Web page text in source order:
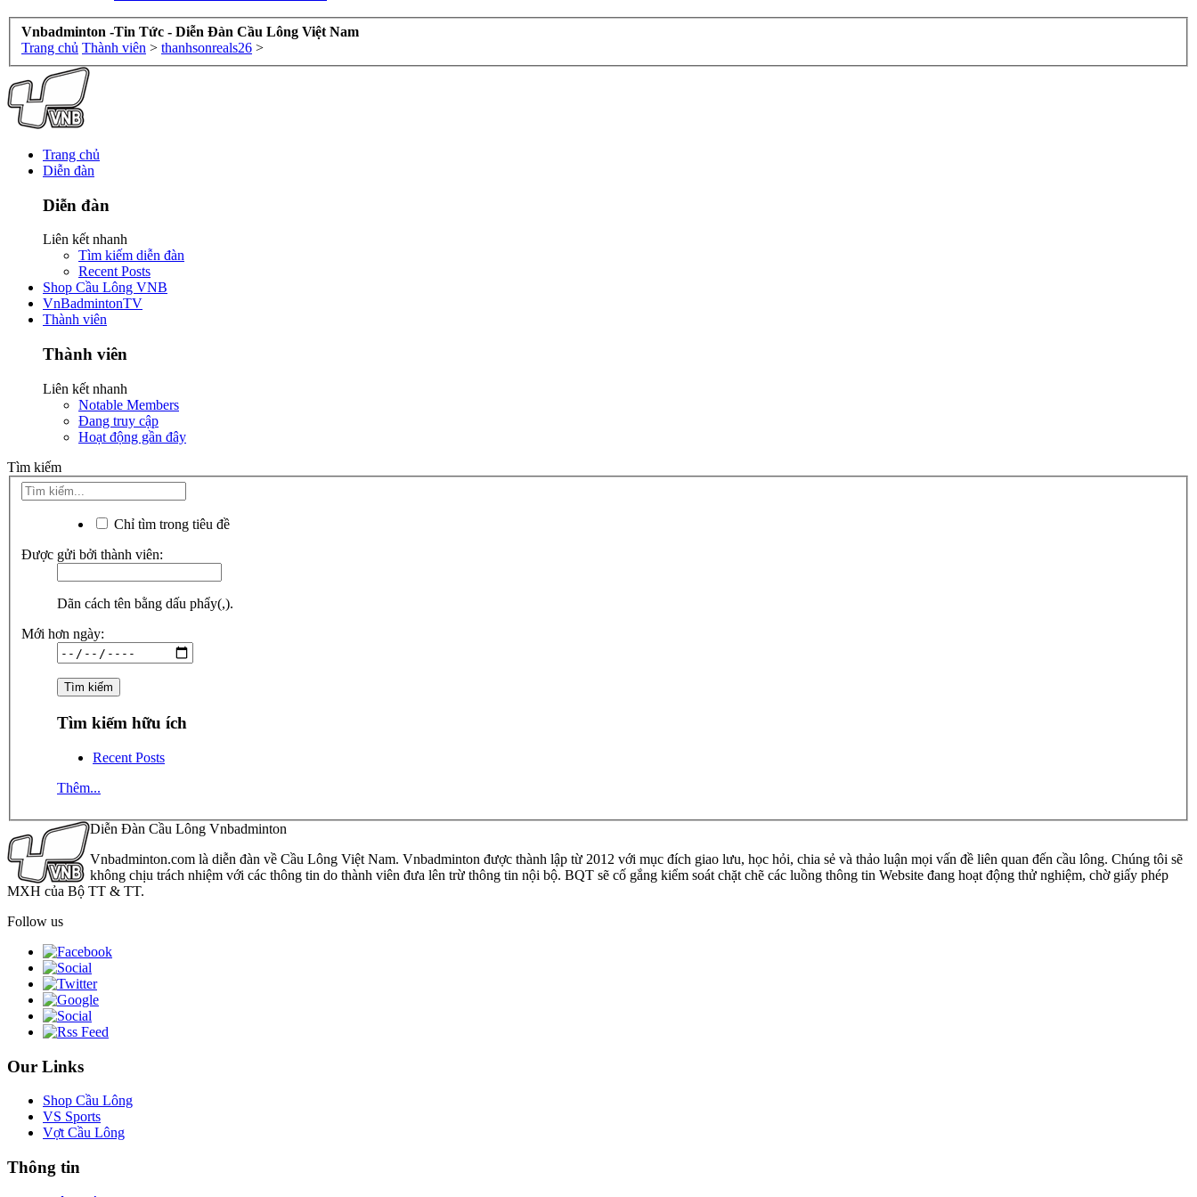
Vnbadminton -Tin Tức - Diễn Đàn Cầu Lông Việt Nam
Trang chủ Thành viên > thanhsonreals26 >
Trang chủ
Diễn đàn
Diễn đàn
Liên kết nhanh
Tìm kiếm diễn đàn
Recent Posts
Shop Cầu Lông VNB
VnBadmintonTV
Thành viên
Thành viên
Liên kết nhanh
Notable Members
Đang truy cập
Hoạt động gần đây
Tìm kiếm
Chỉ tìm trong tiêu đề
Được gửi bởi thành viên:
Dãn cách tên bằng dấu phẩy(,).
Mới hơn ngày:
Tìm kiếm hữu ích
Recent Posts
Thêm...
Diễn Đàn Cầu Lông Vnbadminton
Vnbadminton.com là diễn đàn về Cầu Lông Việt Nam. Vnbadminton được thành lập từ 2012 với mục đích giao lưu, học hỏi, chia sẻ và thảo luận mọi vấn đề liên quan đến cầu lông. Chúng tôi sẽ
không chịu trách nhiệm với các thông tin do thành viên đưa lên trừ thông tin nội bộ. BQT sẽ cố gắng kiểm soát chặt chẽ các luồng thông tin Website đang hoạt động thử nghiệm, chờ giấy phép
MXH của Bộ TT & TT.
Follow us
Our Links
Shop Cầu Lông
VS Sports
Vợt Cầu Lông
Thông tin